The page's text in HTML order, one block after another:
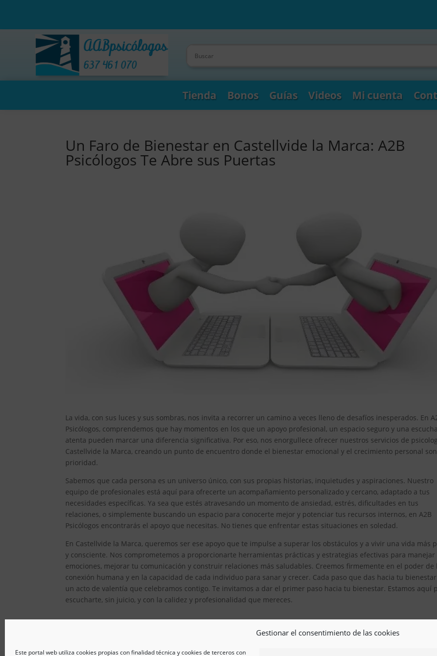
Gestionar el consentimiento de las cookies
Este portal web utiliza cookies propias con finalidad técnica y cookies de terceros con
Tienda Bonos Guías Videos Mi cuenta
Un Faro de Bienestar en Castellvide la Marca: A2B
Psicólogos Te Abre sus Puertas
La vida, con sus luces y sus sombras, nos invita a recorrer un camino a veces lleno de desafíos inesperados. En
Psicólogos, comprendemos que hay momentos en los que un apoyo profesional, un espacio seguro y una
atenta pueden marcar una diferencia significativa. Por eso, nos enorgullece ofrecer nuestros servicios de
Castellvide la Marca, creando un punto de encuentro donde el bienestar emocional y el crecimiento personal
prioridad.
Sabemos que cada persona es un universo único, con sus propias historias, inquietudes y aspiraciones. Nuestro
equipo de profesionales está aquí para ofrecerte un acompañamiento personalizado y cercano, adaptado a tus
necesidades específicas. Ya sea que estés atravesando un momento de ansiedad, estrés, dificultades en tus
relaciones, o simplemente buscando un espacio para conocerte mejor y potenciar tus recursos internos, en A2B
Psicólogos encontrarás el apoyo que necesitas. No tienes que enfrentar estas situaciones en soledad.
En Castellvide la Marca, queremos ser ese apoyo que te impulse a superar los obstáculos y a vivir una vida más
y consciente. Nos comprometemos a proporcionarte herramientas prácticas y estrategias efectivas para
emociones, mejorar tu comunicación y construir relaciones más saludables. Creemos firmemente en el poder de
conexión humana y en la capacidad de cada individuo para sanar y crecer. Cada paso que das hacia tu
un acto de valentía que celebramos contigo. Te invitamos a dar el primer paso hacia tu bienestar. Estamos aquí
escucharte, sin juicio, y con la calidez y profesionalidad que mereces.